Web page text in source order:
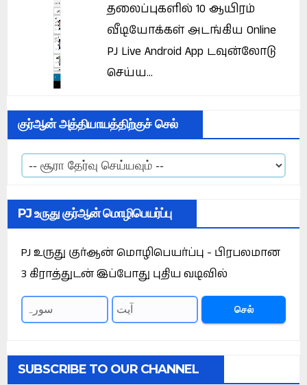
தலைப்புகளில் 10 ஆயிரம்
வீடியோக்கள் அடங்கிய Online
PJ Live Android App டவுன்லோடு
செய்ய...
குர்ஆன் அத்தியாயத்திற்குச் செல்
PJ உருது குர்ஆன் மொழிபெயர்ப்பு
PJ உருது குர்ஆன் மொழிபெயர்ப்பு - பிரபலமான
3 கிராத்துடன் இப்போது புதிய வடிவில்
செல்
SUBSCRIBE TO OUR CHANNEL